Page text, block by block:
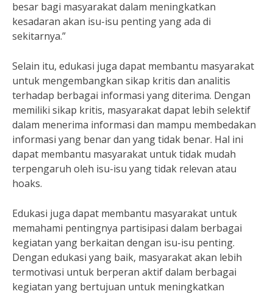
besar bagi masyarakat dalam meningkatkan
kesadaran akan isu-isu penting yang ada di
sekitarnya.”
Selain itu, edukasi juga dapat membantu masyarakat
untuk mengembangkan sikap kritis dan analitis
terhadap berbagai informasi yang diterima. Dengan
memiliki sikap kritis, masyarakat dapat lebih selektif
dalam menerima informasi dan mampu membedakan
informasi yang benar dan yang tidak benar. Hal ini
dapat membantu masyarakat untuk tidak mudah
terpengaruh oleh isu-isu yang tidak relevan atau
hoaks.
Edukasi juga dapat membantu masyarakat untuk
memahami pentingnya partisipasi dalam berbagai
kegiatan yang berkaitan dengan isu-isu penting.
Dengan edukasi yang baik, masyarakat akan lebih
termotivasi untuk berperan aktif dalam berbagai
kegiatan yang bertujuan untuk meningkatkan